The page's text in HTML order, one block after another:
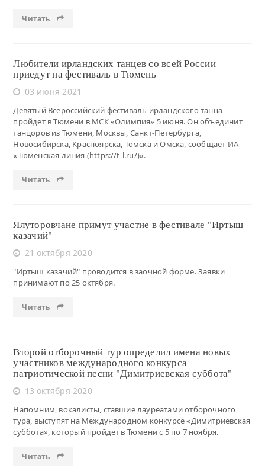
Читать
Любители ирландских танцев со всей России
приедут на фестиваль в Тюмень
03 июня 2021
Девятый Всероссийский фестиваль ирландского танца
пройдет в Тюмени в МСК «Олимпия» 5 июня. Он объединит
танцоров из Тюмени, Москвы, Санкт-Петербурга,
Новосибирска, Красноярска, Томска и Омска, сообщает ИА
«Тюменская линия (https://t-l.ru/)».
Читать
Ялуторовчане примут участие в фестивале "Иртыш
казачий"
21 октября 2020
"Иртыш казачий" проводится в заочной форме. Заявки
принимают по 25 октября.
Читать
Второй отборочный тур определил имена новых
участников международного конкурса
патриотической песни "Димитриевская суббота"
13 октября 2020
Напомним, вокалисты, ставшие лауреатами отборочного
тура, выступят на Международном конкурсе «Димитриевская
суббота», который пройдет в Тюмени с 5 по 7 ноября.
Читать